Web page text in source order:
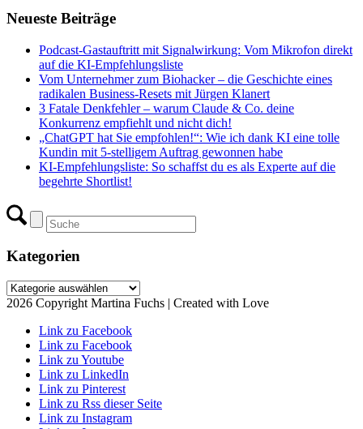
Neueste Beiträge
Podcast-Gastauftritt mit Signalwirkung: Vom Mikrofon direkt
auf die KI-Empfehlungsliste
Vom Unternehmer zum Biohacker – die Geschichte eines
radikalen Business-Resets mit Jürgen Klanert
3 Fatale Denkfehler – warum Claude & Co. deine
Konkurrenz empfiehlt und nicht dich!
„ChatGPT hat Sie empfohlen!“: Wie ich dank KI eine tolle
Kundin mit 5-stelligem Auftrag gewonnen habe
KI-Empfehlungsliste: So schaffst du es als Experte auf die
begehrte Shortlist!
Kategorien
Kategorien
2026 Copyright Martina Fuchs | Created with Love
Link zu Facebook
Link zu Facebook
Link zu Youtube
Link zu LinkedIn
Link zu Pinterest
Link zu Rss dieser Seite
Link zu Instagram